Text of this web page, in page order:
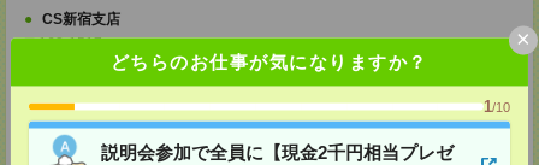
どちらのお仕事が気になりますか？
1/10
説明会参加で全員に【現金2千円相当プレゼ
×
CS新宿支店
〒163-1517
東京都新宿区西新宿 1-6-1 新宿エルタワー 17F
担当：採用担当
CS立川支店